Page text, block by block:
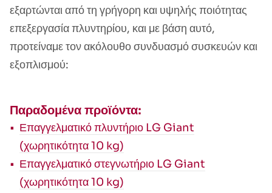
εξαρτώνται από τη γρήγορη και υψηλής ποιότητας
επεξεργασία πλυντηρίου, και με βάση αυτό,
προτείναμε τον ακόλουθο συνδυασμό συσκευών και
εξοπλισμού:
Παραδομένα προϊόντα:
Επαγγελματικό πλυντήριο LG Giant
(χωρητικότητα 10 kg)
Επαγγελματικό στεγνωτήριο LG Giant
(χωρητικότητα 10 kg)